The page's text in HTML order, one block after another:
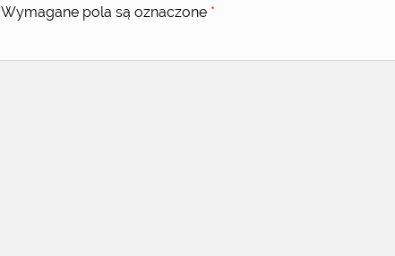
Wymagane pola są oznaczone *